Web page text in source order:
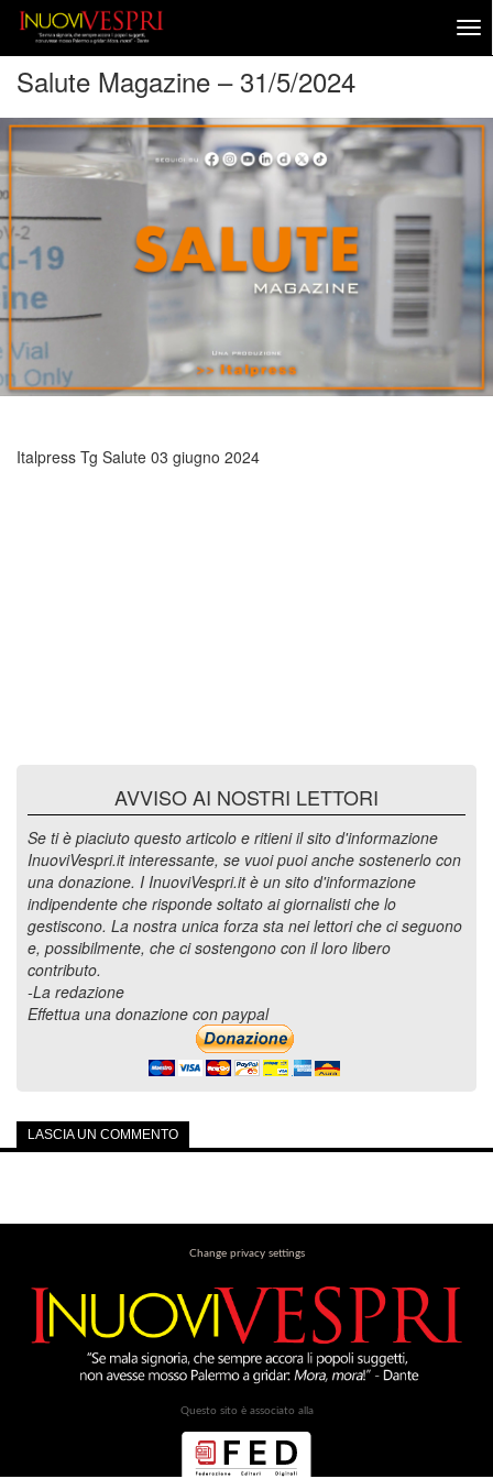
Salute Magazine – 31/5/2024
Italpress Tg Salute 03 giugno 2024
AVVISO AI NOSTRI LETTORI
Se ti è piaciuto questo articolo e ritieni il sito d'informazione
InuoviVespri.it interessante, se vuoi puoi anche sostenerlo con
una donazione. I InuoviVespri.it è un sito d'informazione
indipendente che risponde soltato ai giornalisti che lo
gestiscono. La nostra unica forza sta nei lettori che ci seguono
e, possibilmente, che ci sostengono con il loro libero
contributo.
-La redazione
Effettua una donazione con paypal
LASCIA UN COMMENTO
Change privacy settings
Questo sito è associato alla